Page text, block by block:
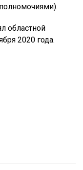
областной
2020 года.